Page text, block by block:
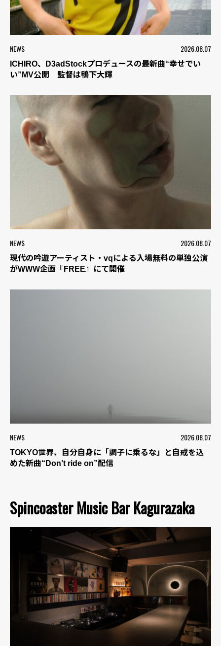
NEWS 2026.08.07
ICHIRO、D3adStockプロデュースの最新曲“幸せでい
い”MV公開 監督は鴨下大輝
NEWS 2026.08.07
現代の吟遊アーティスト・vqによる入場無料の単独公演
がWWW企画『FREE』にて開催
NEWS 2026.08.07
TOKYO世界、自分自身に「調子に乗るな」と自戒を込
めた新曲“Don’t ride on”配信
Spincoaster Music Bar Kagurazaka